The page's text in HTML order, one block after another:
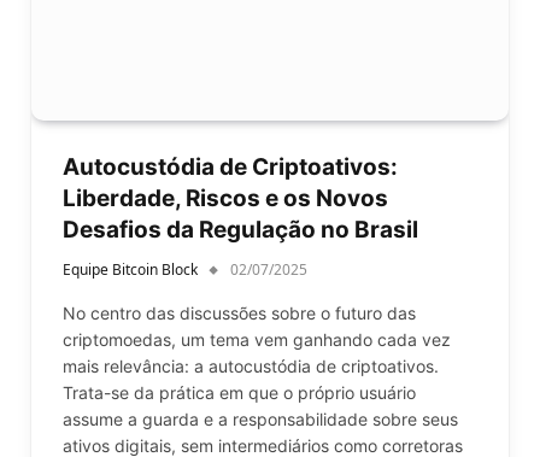
Autocustódia de Criptoativos:
Liberdade, Riscos e os Novos
Desafios da Regulação no Brasil
Equipe Bitcoin Block 02/07/2025
No centro das discussões sobre o futuro das
criptomoedas, um tema vem ganhando cada vez
mais relevância: a autocustódia de criptoativos.
Trata-se da prática em que o próprio usuário
assume a guarda e a responsabilidade sobre seus
ativos digitais, sem intermediários como corretoras